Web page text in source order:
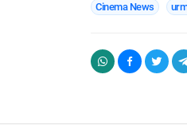
Cinema News